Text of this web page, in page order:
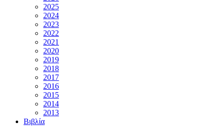
2025
2024
2023
2022
2021
2020
2019
2018
2017
2016
2015
2014
2013
Βιβλία